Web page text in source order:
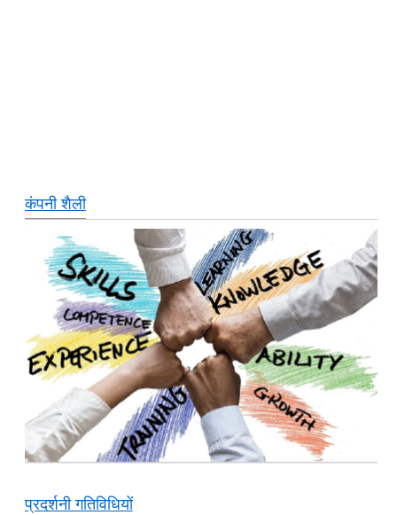
कंपनी शैली
प्रदर्शनी गतिविधियों